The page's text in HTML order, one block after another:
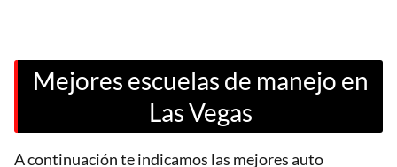
Mejores escuelas de manejo en
Las Vegas
A continuación te indicamos las mejores auto